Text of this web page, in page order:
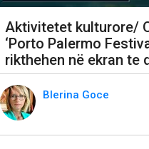
Aktivitetet kulturore/
‘Porto Palermo
rikthehen në ekran te
Blerina Goce